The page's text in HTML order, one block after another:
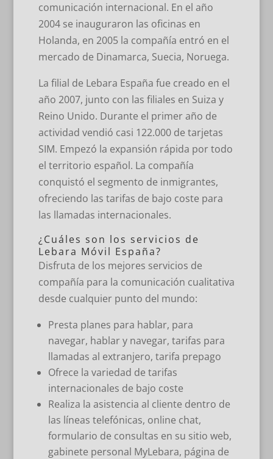
comunicación internacional. En el año
2004 se inauguraron las oficinas en
Holanda, en 2005 la compañía entró en el
mercado de Dinamarca, Suecia, Noruega.
La filial de Lebara España fue creado en el
año 2007, junto con las filiales en Suiza y
Reino Unido. Durante el primer año de
actividad vendió casi 122.000 de tarjetas
SIM. Empezó la expansión rápida por todo
el territorio español. La compañía
conquistó el segmento de inmigrantes,
ofreciendo las tarifas de bajo coste para
las llamadas internacionales.
¿Cuáles son los servicios de
Lebara Móvil España?
Disfruta de los mejores servicios de
compañía para la comunicación cualitativa
desde cualquier punto del mundo:
Presta planes para hablar, para
navegar, hablar y navegar, tarifas para
llamadas al extranjero, tarifa prepago
Ofrece la variedad de tarifas
internacionales de bajo coste
Realiza la asistencia al cliente dentro de
las líneas telefónicas, online chat,
formulario de consultas en su sitio web,
gabinete personal MyLebara, página de